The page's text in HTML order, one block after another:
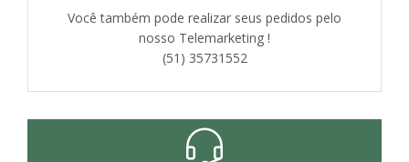
Você também pode realizar seus pedidos pelo
nosso Telemarketing !
(51) 35731552